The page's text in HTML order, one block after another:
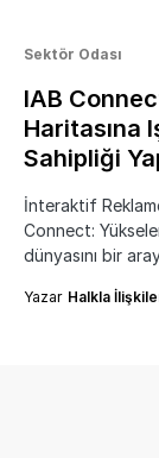
Sektör Odası
IAB
Haritasına
Sahipliği
İnteraktif
Connect:
dünyasını bir
Yazar Halkla